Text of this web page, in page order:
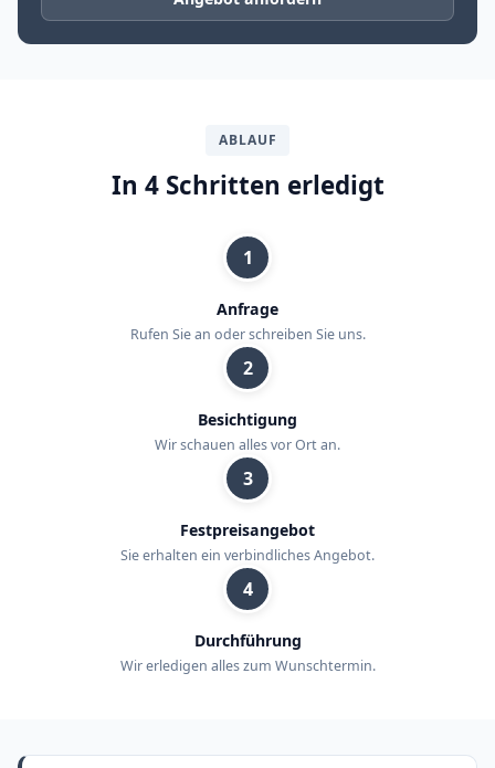
ABLAUF
In 4 Schritten erledigt
1
Anfrage
Rufen Sie an oder schreiben Sie uns.
2
Besichtigung
Wir schauen alles vor Ort an.
3
Festpreisangebot
Sie erhalten ein verbindliches Angebot.
4
Durchführung
Wir erledigen alles zum Wunschtermin.